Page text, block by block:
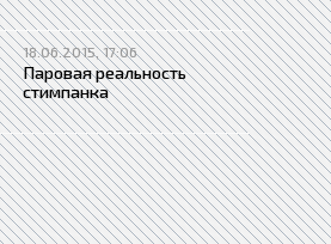
18.06.2015, 17:06
Паровая реальность
стимпанка